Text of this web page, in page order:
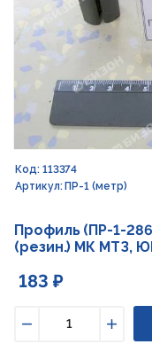
Код: 113374
Артикул: ПР-1 (метр)
Профиль (ПР-1-
(резин.) МК МТЗ,
183 ₽